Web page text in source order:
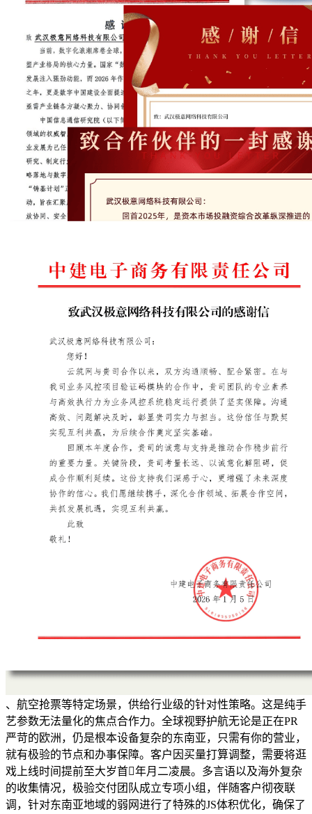
、航空抢票等特定场景，供给行业级的针对性策略。这是纯手
艺参数无法量化的焦点合作力。全球视野护航无论是正在PR
严苛的欧洲，仍是根本设备复杂的东南亚，只需有你的营业，
就有极验的节点和办事保障。客户因买量打算调整，需要将逛
戏上线时间提前至大岁首年月二凌晨。多言语以及海外复杂
的收集情况，极验交付团队成立专项小组，伴随客户彻夜联
调，针对东南亚地域的弱网进行了特殊的JS体积优化，确保了